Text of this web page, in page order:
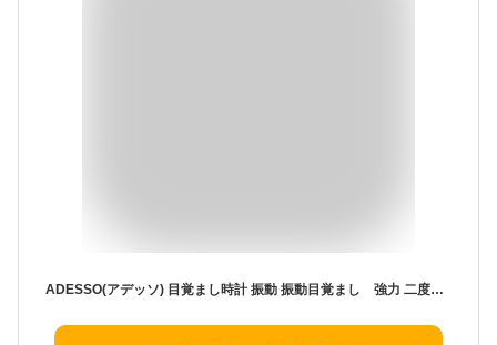
ADESSO(アデッソ) 目覚まし時計 振動 振動目覚まし 強力 二度寝・寝坊防止 BB-2000 デジタル バイブレーション USB充電 アラーム 音 かわいい おしゃれ コンパクト アデッソ ADESSO 振動式 子供 置き時計 USB TypeC